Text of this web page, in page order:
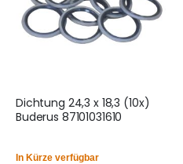
Dichtung 24,3 x 18,3 (10x)
Buderus 87101031610
In Kürze verfügbar